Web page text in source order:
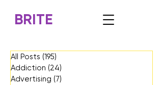
BRITE
All Posts (195)
Addiction (24)
Advertising (7)